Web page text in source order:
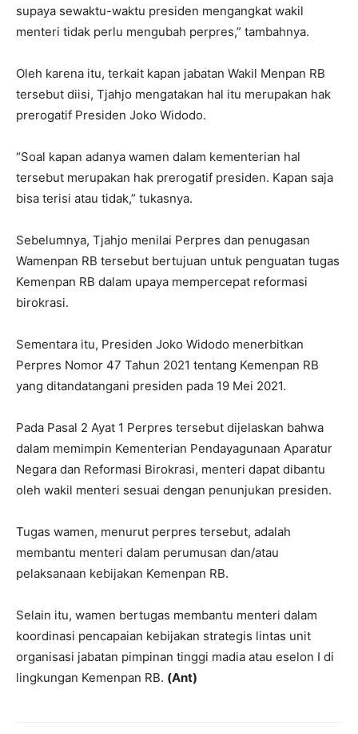
supaya sewaktu-waktu presiden mengangkat wakil
menteri tidak perlu mengubah perpres,” tambahnya.
Oleh karena itu, terkait kapan jabatan Wakil Menpan RB
tersebut diisi, Tjahjo mengatakan hal itu merupakan hak
prerogatif Presiden Joko Widodo.
“Soal kapan adanya wamen dalam kementerian hal
tersebut merupakan hak prerogatif presiden. Kapan saja
bisa terisi atau tidak,” tukasnya.
Sebelumnya, Tjahjo menilai Perpres dan penugasan
Wamenpan RB tersebut bertujuan untuk penguatan tugas
Kemenpan RB dalam upaya mempercepat reformasi
birokrasi.
Sementara itu, Presiden Joko Widodo menerbitkan
Perpres Nomor 47 Tahun 2021 tentang Kemenpan RB
yang ditandatangani presiden pada 19 Mei 2021.
Pada Pasal 2 Ayat 1 Perpres tersebut dijelaskan bahwa
dalam memimpin Kementerian Pendayagunaan Aparatur
Negara dan Reformasi Birokrasi, menteri dapat dibantu
oleh wakil menteri sesuai dengan penunjukan presiden.
Tugas wamen, menurut perpres tersebut, adalah
membantu menteri dalam perumusan dan/atau
pelaksanaan kebijakan Kemenpan RB.
Selain itu, wamen bertugas membantu menteri dalam
koordinasi pencapaian kebijakan strategis lintas unit
organisasi jabatan pimpinan tinggi madia atau eselon I di
lingkungan Kemenpan RB. (Ant)